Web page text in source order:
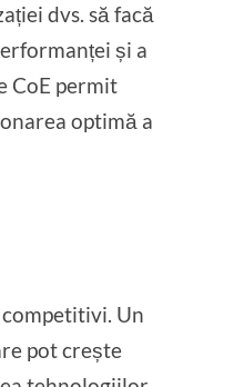
dvs. să facă
și a
CoE permit
optimă a
Un
pot crește